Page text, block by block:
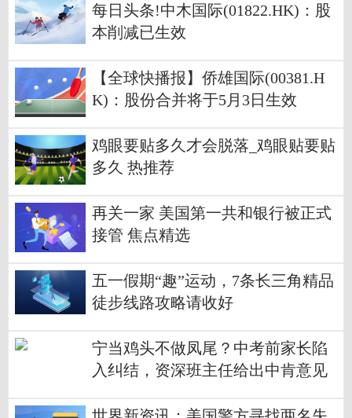
热文
每日头条!中木国际(01822.HK)：股
本削减已生效
【全球快播报】侨雄国际(00381.H
K)：股份合并将于5月3日生效
鸡眼要贴多久才会脱落_鸡眼贴要贴
多久 热推荐
再关一家 美国第一共和银行被正式
接管 焦点精选
五一假期“趣”运动，7条长三角精品
徒步线路攻略请收好
宁当鸡头不做凤尾？中考前家长陷
入纠结，资深班主任给出中肯意见